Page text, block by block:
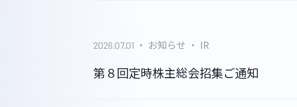
2026.07.01 お知らせ IR
第８回定時株主総会招集ご通知